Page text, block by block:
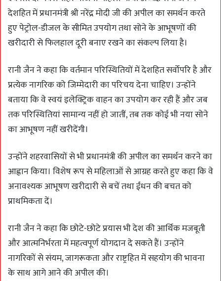
देशहित में प्रधानमंत्री श्री नरेंद्र मोदी जी की अपील का समर्थन करते
हुए पेट्रोल-डीजल के सीमित उपयोग तथा सोने के आभूषणों की
खरीदारी से फिलहाल दूरी बनाए रखने का संकल्प लिया है।
रानी जैन ने कहा कि वर्तमान परिस्थितियों में देशहित सर्वोपरि है और
प्रत्येक नागरिक को जिम्मेदारी का परिचय देना चाहिए। उन्होंने
बताया कि वे स्वयं इलेक्ट्रिक वाहन का उपयोग कर रही हैं और जब
तक परिस्थितियां सामान्य नहीं हो जातीं, तब तक कोई भी नया सोने
का आभूषण नहीं खरीदेंगी।
उन्होंने शहरवासियों से भी प्रधानमंत्री की अपील का समर्थन करने का
आह्वान किया। विशेष रूप से महिलाओं से आग्रह करते हुए कहा कि वे
अनावश्यक आभूषण खरीदारी से बचें तथा ईंधन की बचत को
प्राथमिकता दें।
रानी जैन ने कहा कि छोटे-छोटे प्रयास भी देश की आर्थिक मजबूती
और आत्मनिर्भरता में महत्वपूर्ण योगदान दे सकते हैं। उन्होंने
नागरिकों से संयम, जागरूकता और राष्ट्रहित में सहयोग की भावना
के साथ आगे आने की अपील की।